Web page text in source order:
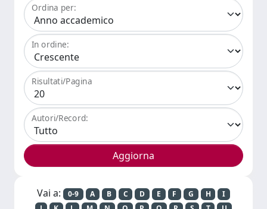
Ordina per:
In ordine:
Risultati/Pagina
Autori/Record:
Vai a: 0-9 A B C D E F G H
I